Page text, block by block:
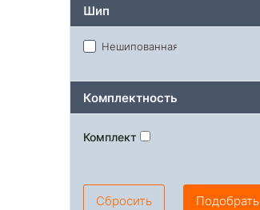
Шип
Нешипованная
Комплектность
Комплект
Сбросить Подобрать